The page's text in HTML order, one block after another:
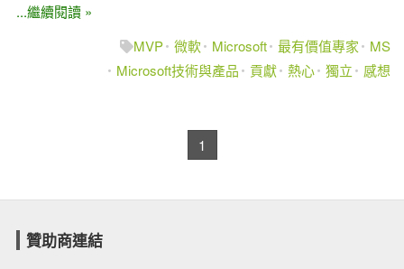
...繼續閱讀 »
MVP 微軟 Microsoft 最有價值專家
MS
Microsoft技術與產品
貢獻 熱心 獨立 感想
1
贊助商連結